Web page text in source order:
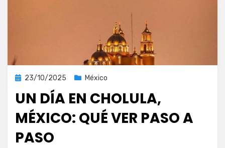
Publicada
23/10/2025 México
UN DÍA EN CHOLULA,
MÉXICO: QUÉ VER PASO A
PASO